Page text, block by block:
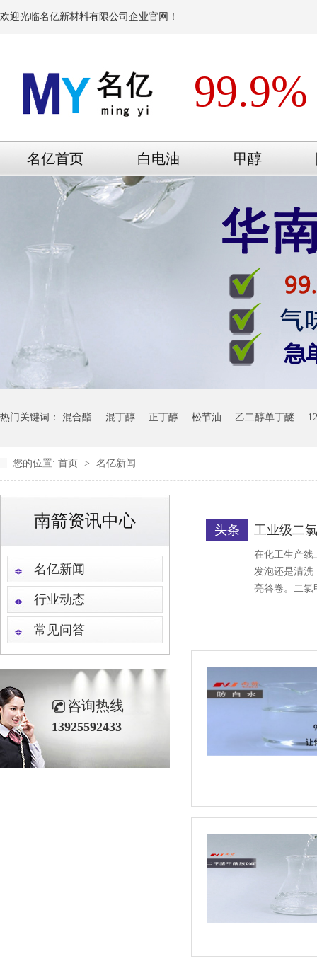
欢迎光临名亿新材料有限公司企业官网！
99.9%
名亿首页 白电油 甲醇
热门关键词： 混合酯 混丁醇 正丁醇 松节油 乙二醇单丁醚
您的位置: 首页 > 名亿新闻
南箭资讯中心
名亿新闻
行业动态
常见问答
咨询热线
13925592433
工业级二
头条
在化工生产线
发泡还是清洗
亮答卷。二